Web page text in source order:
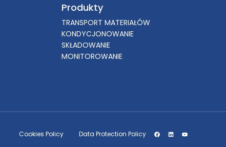
Produkty
TRANSPORT MATERIAŁÓW
KONDYCJONOWANIE
SKŁADOWANIE
MONITOROWANIE
Cookies Policy Data Protection Policy